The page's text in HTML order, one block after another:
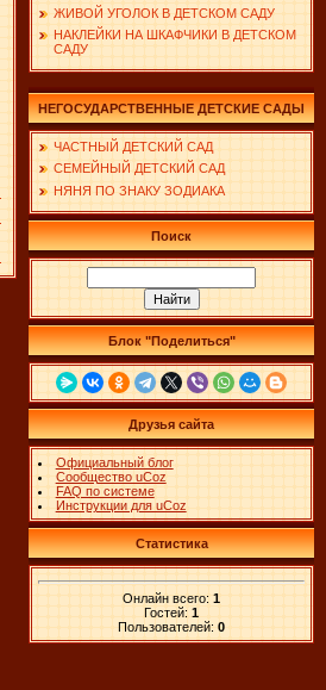
ЖИВОЙ УГОЛОК В ДЕТСКОМ САДУ
НАКЛЕЙКИ НА ШКАФЧИКИ В ДЕТСКОМ
САДУ
НЕГОСУДАРСТВЕННЫЕ ДЕТСКИЕ САДЫ
ЧАСТНЫЙ ДЕТСКИЙ САД
СЕМЕЙНЫЙ ДЕТСКИЙ САД
НЯНЯ ПО ЗНАКУ ЗОДИАКА
Поиск
Блок "Поделиться"
Друзья сайта
Официальный блог
Сообщество uCoz
FAQ по системе
Инструкции для uCoz
Статистика
Онлайн всего: 1
Гостей: 1
Пользователей: 0